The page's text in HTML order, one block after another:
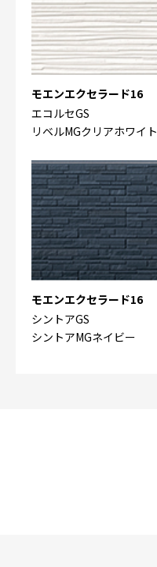
モエンエクセラード16
エコルセGS
リベルMGクリアホワイト
モエンエクセラード16
シントアGS
シントアMGネイビー